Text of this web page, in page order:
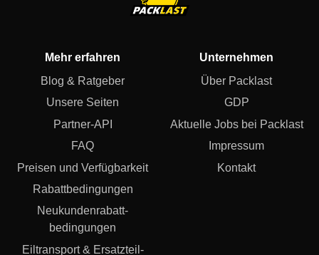
Mehr erfahren
Blog & Ratgeber
Unsere Seiten
Partner-API
FAQ
Preisen und Verfügbarkeit
Rabattbedingungen
Neukundenrabatt­
bedingungen
Eiltransport & Ersatzteil-
Unternehmen
Über Packlast
GDP
Aktuelle Jobs bei Packlast
Impressum
Kontakt